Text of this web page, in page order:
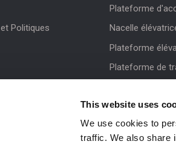
This website uses
We use cookies to
traffic. We also share
Politiques
Plateforme
Nacelle
Plateforme
Plateforme de